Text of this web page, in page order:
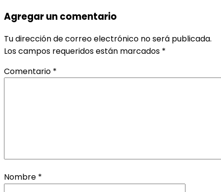
Agregar un comentario
Tu dirección de correo electrónico no será publicada.
Los campos requeridos están marcados *
Comentario *
Nombre *